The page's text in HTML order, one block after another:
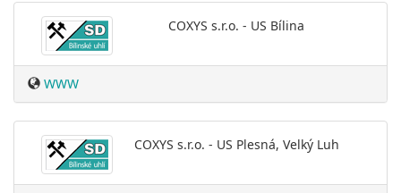
COXYS s.r.o. - US Bílina
WWW
COXYS s.r.o. - US Plesná, Velký Luh